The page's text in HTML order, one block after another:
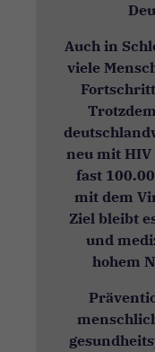
Auch in
viele
neu mit
fast
mit dem
Ziel bleibt
und
hohem